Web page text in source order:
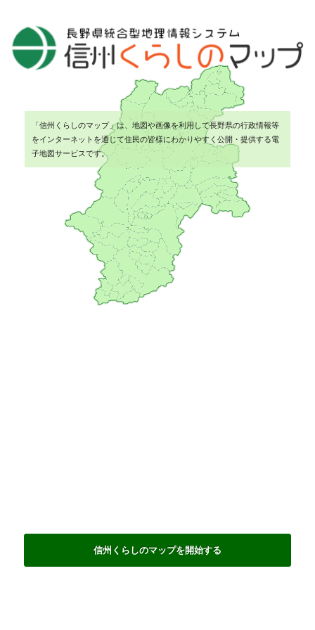
「信州くらしのマップ」は、地図や画像を利用して長野県の行政情報等
をインターネットを通じて住民の皆様にわかりやすく公開・提供する電
子地図サービスです。
信州くらしのマップを開始する